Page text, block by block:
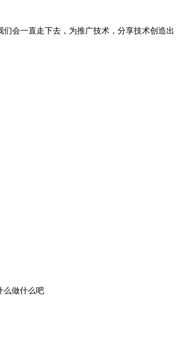
会一直走下去，为推广技术，分享技术创造出
么做什么吧